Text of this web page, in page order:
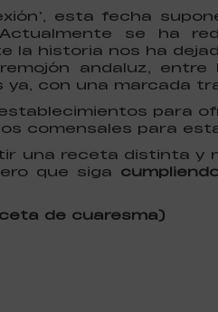
esta fecha
se ha
la historia nos ha
andaluz,
con una marcada
para
comensales para
una receta distinta y
que siga
de cuaresma)